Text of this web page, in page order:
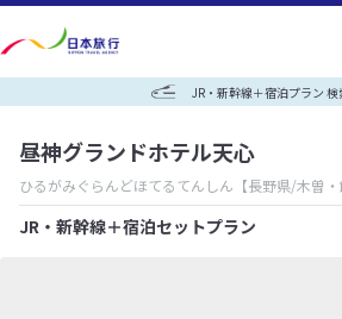
JR・新幹線＋宿泊プラン
昼神グランドホテル天心
ひるがみぐらんどほてるてんしん 【長野県/木曽
JR・新幹線＋宿泊セットプラン